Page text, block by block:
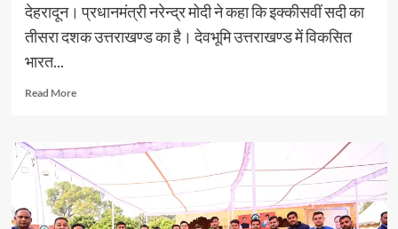
देहरादून। प्रधानमंत्री नरेन्द्र मोदी ने कहा कि इक्कीसवीं सदी का
तीसरा दशक उत्तराखण्ड का है। देवभूमि उत्तराखण्ड में विकसित
भारत...
Read MoreRead
दिवस
परेड
में
आकर्षण
का